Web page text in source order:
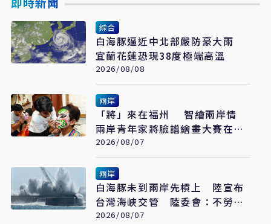
綜合
白海豚逼近中北部嚴防豪大雨
宜蘭花蓮恐現38度極端高溫
2026/08/08
兩岸
「將」來在福州 智繪兩岸情
兩岸青年家將臉譜繪畫大賽在福
州開幕
2026/08/07
兩岸
白海豚未到兩岸先槓上 陸宣布
台灣海峽交管 陸委會：不勞費
心
2026/08/07